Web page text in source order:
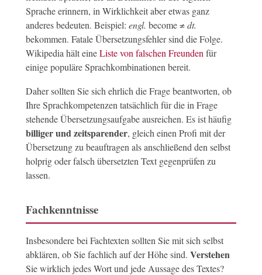
Sprache erinnern, in Wirklichkeit aber etwas ganz
anderes bedeuten. Beispiel: engl. become ≠dt.
bekommen. Fatale Übersetzungsfehler sind die Folge.
Wikipedia hält eineListe von falschen Freunden für
einige populäre Sprachkombinationen bereit.
Daher sollten Sie sich ehrlich die Frage beantworten, ob
Ihre Sprachkompetenzen tatsächlich für die in Frage
stehende Übersetzungsaufgabe ausreichen. Es ist häufig
billiger und zeitsparender, gleich einen Profi mit der
Übersetzung zu beauftragen als anschließend den selbst
holprig oder falsch übersetzten Text gegenprüfen zu
lassen.
Fachkenntnisse
Insbesondere bei Fachtexten sollten Sie mit sich selbst
abklären, ob Sie fachlich auf der Höhe sind. Verstehen
Sie wirklich jedes Wort und jede Aussage des Textes?